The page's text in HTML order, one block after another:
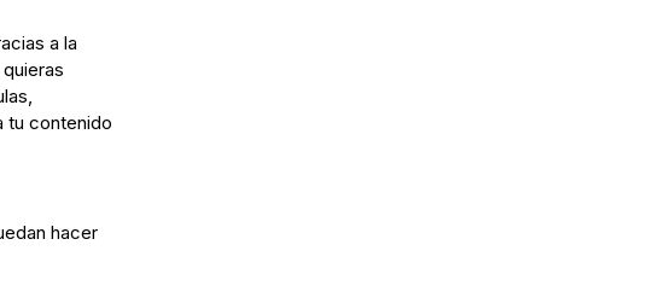
a la
tu contenido
hacer